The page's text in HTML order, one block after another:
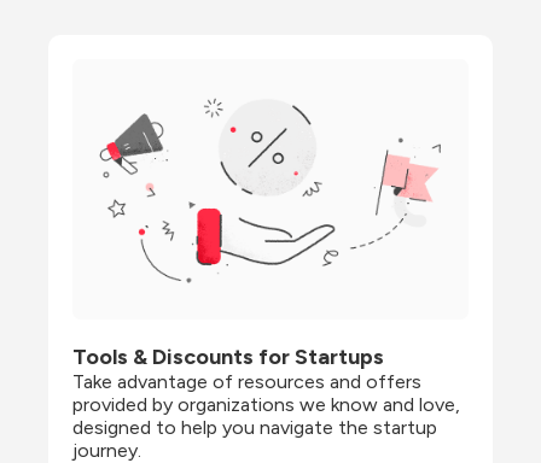
Tools & Discounts for Startups
Take advantage of resources and offers
provided by organizations we know and love,
designed to help you navigate the startup
journey.